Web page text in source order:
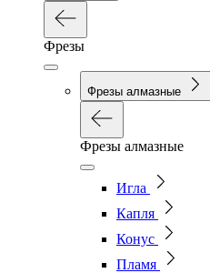
Фрезы
Фрезы алмазные
Фрезы алмазные
Игла
Капля
Конус
Пламя